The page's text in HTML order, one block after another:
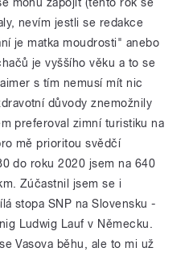
nevím jestli se redakce
je matka moudrosti" anebo
je vyššího věku a to se
s tím nemusí mít nic
důvody znemožnily
preferoval zimní turistiku na
mě prioritou svědčí
do roku 2020 jsem na 640
Zúčastnil jsem se i
stopa SNP na Slovensku -
Ludwig Lauf v Německu.
Vasova běhu, ale to mi už